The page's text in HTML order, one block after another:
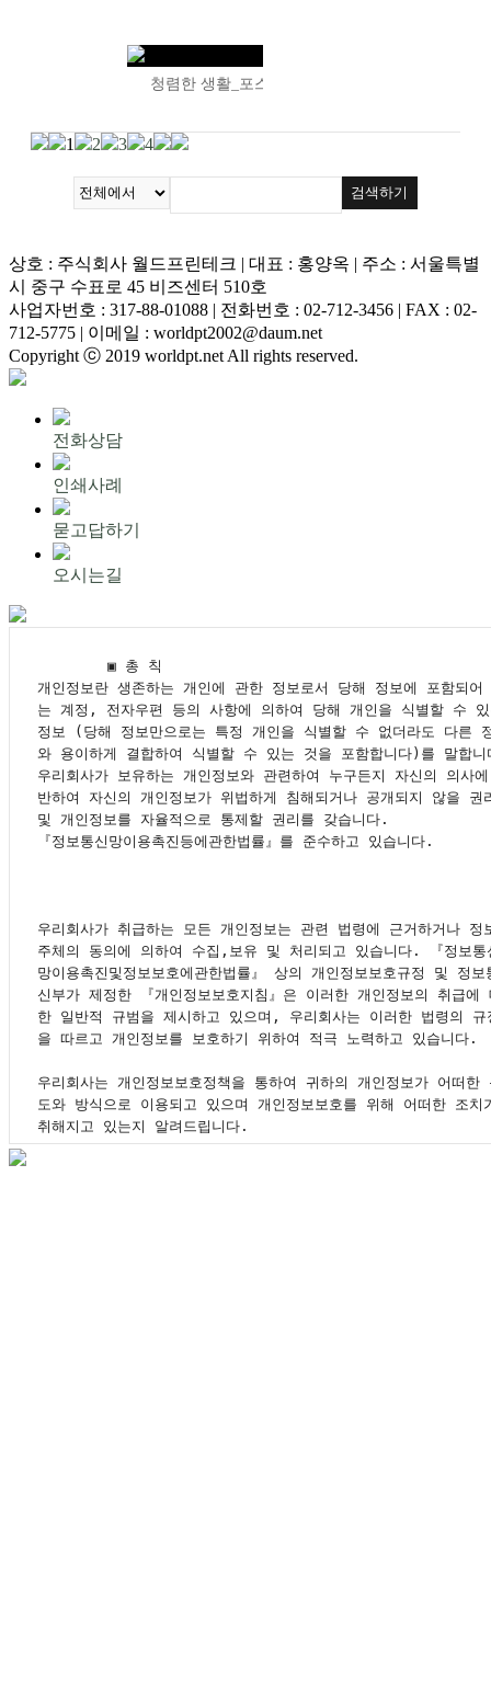
청렴한 생활_포스터
1 2 3 4
검색하기
상호 : 주식회사 월드프린테크 | 대표 : 홍양옥 | 주소 : 서울특별
시 중구 수표로 45 비즈센터 510호
사업자번호 : 317-88-01088 | 전화번호 : 02-712-3456 | FAX : 02-
712-5775 | 이메일 : worldpt2002@daum.net
Copyright ⓒ 2019 worldpt.net All rights reserved.
전화상담
인쇄사례
묻고답하기
오시는길